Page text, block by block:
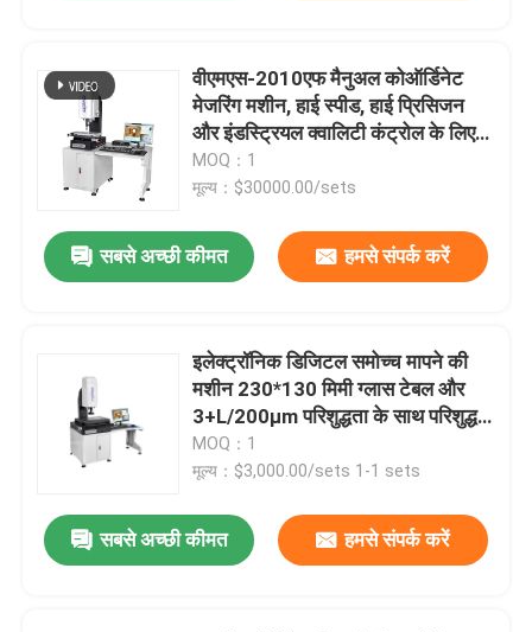
घर
वीडियो
हमारे बारे में
कारखाना भ्रमण
वीएमएस-2010एफ मैनुअल कोऑर्डिनेट
मेजरिंग मशीन, हाई स्पीड, हाई प्रिसिजन
और इंडस्ट्रियल क्वालिटी कंट्रोल के लिए
3डी इंस्पेक्शन सॉफ्टवेयर के साथ
MOQ：1
मूल्य：$30000.00/sets
सबसे अच्छी कीमत हमसे संपर्क करें
इलेक्ट्रॉनिक डिजिटल समोच्च मापने की
मशीन 230*130 मिमी ग्लास टेबल और
3+L/200μm परिशुद्धता के साथ परिशुद्धता
भागों के लिए - RoHS ISO9001
प्रमाणित
MOQ：1
मूल्य：$3,000.00/sets 1-1 sets
सबसे अच्छी कीमत हमसे संपर्क करें